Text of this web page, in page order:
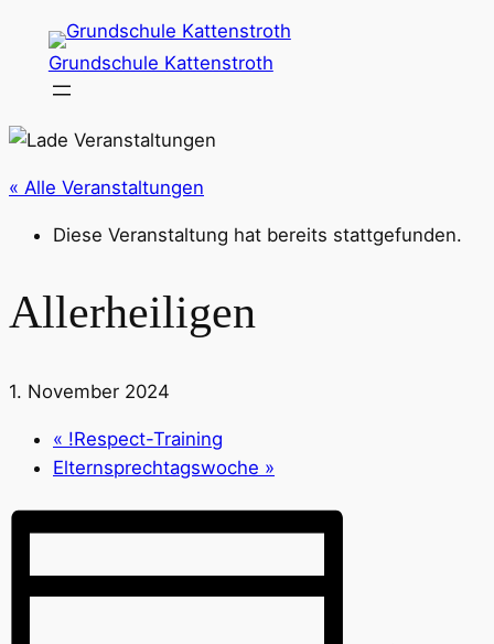
Grundschule Kattenstroth
« Alle Veranstaltungen
Diese Veranstaltung hat bereits stattgefunden.
Allerheiligen
1. November 2024
« !Respect-Training
Elternsprechtagswoche »